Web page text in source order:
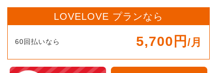
LOVELOVE プランなら
60回払いなら 5,700円 /月